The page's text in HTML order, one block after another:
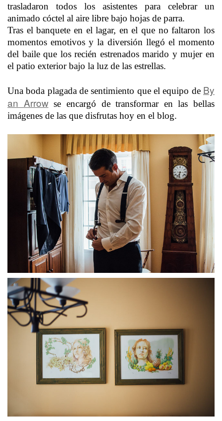
trasladaron todos los asistentes para celebrar un
animado cóctel al aire libre bajo hojas de parra.
Tras el banquete en el lagar, en el que no faltaron los
momentos emotivos y la diversión llegó el momento
del baile que los recién estrenados marido y mujer en
el patio exterior bajo la luz de las estrellas.
Una boda plagada de sentimiento que el equipo de By
an Arrowse encargó de transformar en las bellas
imágenes de las que disfrutas hoy en el blog.